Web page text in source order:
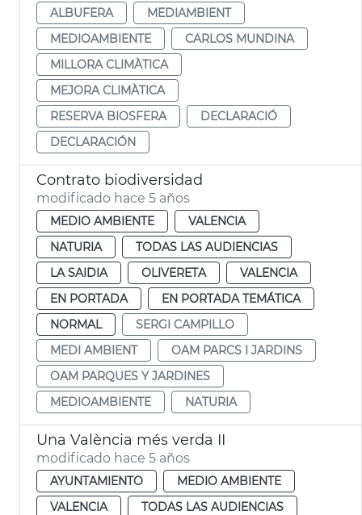
ALBUFERA
MEDIAMBIENT
MEDIOAMBIENTE
CARLOS MUNDINA
MILLORA CLIMÀTICA
MEJORA CLIMÀTICA
RESERVA BIOSFERA
DECLARACIÓ
DECLARACIÓN
Contrato biodiversidad
modificado hace 5 años
MEDIO AMBIENTE
VALENCIA
NATURIA
TODAS LAS AUDIENCIAS
LA SAIDIA
OLIVERETA
VALENCIA
EN PORTADA
EN PORTADA TEMÁTICA
NORMAL
SERGI CAMPILLO
MEDI AMBIENT
OAM PARCS I JARDINS
OAM PARQUES Y JARDINES
MEDIOAMBIENTE
NATURIA
Una València més verda II
modificado hace 5 años
AYUNTAMIENTO
MEDIO AMBIENTE
VALENCIA
TODAS LAS AUDIENCIAS